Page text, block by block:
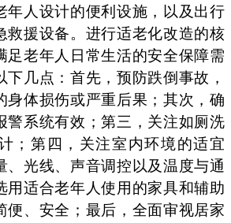
年人设计的便利设施，以及出行
救援设备。进行适老化改造的核
足老年人日常生活的安全保障需
下几点：首先，预防跌倒事故，
身体损伤或严重后果；其次，确
警系统有效；第三，关注如厕洗
；第四，关注室内环境的适宜
、光线、声音调控以及温度与通
用适合老年人使用的家具和辅助
便、安全；最后，全面审视居家